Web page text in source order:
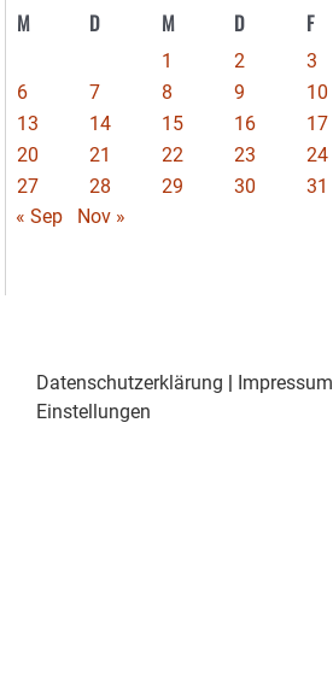
M D M D F
1 2 3
6
7 8 9 10
13
14 15 16 17
20
21 22 23 24
27
28 29 30
31
« Sep
Nov »
Datenschutzerklärung Impressum
Einstellungen